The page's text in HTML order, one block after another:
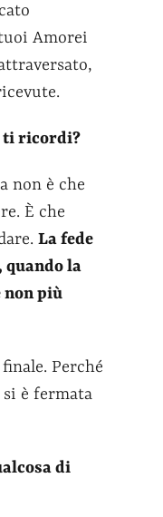
Amorei
ti ricordi?
non è che
È che
La fede
la
non più
Perché
è fermata
di